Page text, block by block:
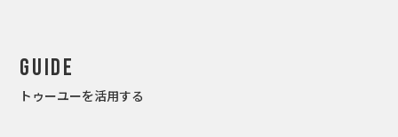
Guide
トゥーユーを活用する